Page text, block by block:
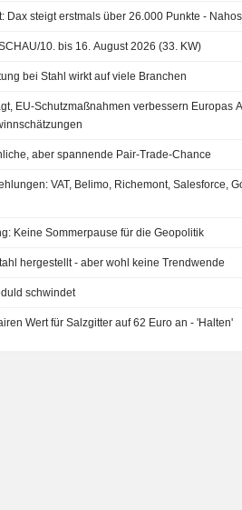
Dax steigt erstmals über 26.000 Punkte -
10. bis 16. August 2026 (33. KW)
bei Stahl wirkt auf viele Branchen
EU-Schutzmaßnahmen verbessern Europas
aber spannende Pair-Trade-Chance
VAT, Belimo, Richemont, Salesforce,
Keine Sommerpause für die Geopolitik
hergestellt - aber wohl keine Trendwende
schwindet
Wert für Salzgitter auf 62 Euro an - 'Halten'